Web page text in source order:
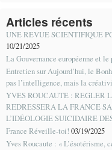
Articles récents
UNE REVUE SCIENTIFIQUE
10/21/2025
La Gouvernance européenne et
Entretien sur Aujourd’hui, le
pas l’intelligence, mais la
YVES ROUCAUTE : REGLER
REDRESSERA LA FRANCE
L’IDÉOLOGIE SUICIDAIRE
France Réveille-toi! 03/19/2025
Yves Roucaute : « L’ésotérisme,